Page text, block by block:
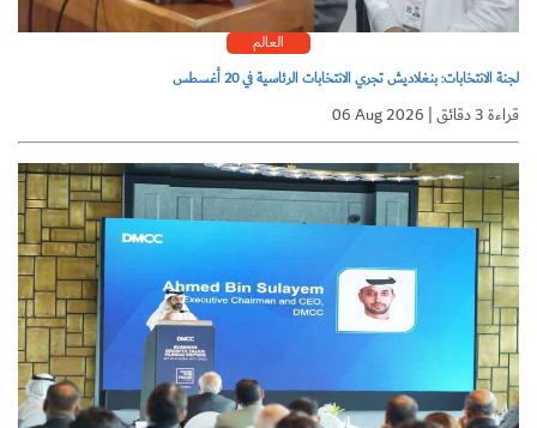
العالم
لجنة الانتخابات: بنغلاديش تجري الانتخابات الرئاسية في 20 أغسطس
06 Aug 2026 | قراءة 3 دقائق